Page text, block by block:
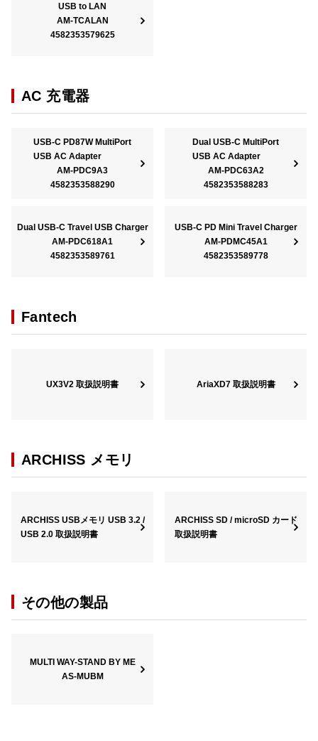
USB to LAN
AM-TCALAN
4582353579625
AC 充電器
USB-C PD87W MultiPort
USB AC Adapter
AM-PDC9A3
4582353588290
Dual USB-C MultiPort
USB AC Adapter
AM-PDC63A2
4582353588283
Dual USB-C Travel USB Charger
AM-PDC618A1
4582353589761
USB-C PD Mini Travel Charger
AM-PDMC45A1
4582353589778
Fantech
UX3V2 取扱説明書 AriaXD7 取扱説明書
ARCHISS メモリ
ARCHISS USBメモリ USB 3.2 /
USB 2.0 取扱説明書
ARCHISS SD / microSD カード
取扱説明書
その他の製品
MULTI WAY-STAND BY ME
AS-MUBM